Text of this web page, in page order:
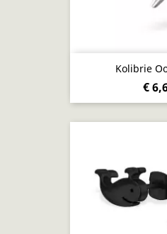
Kolibrie
€